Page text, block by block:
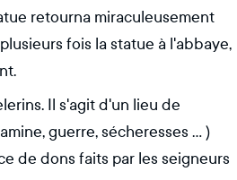
retourna miraculeusement
fois la statue à l'abbaye,
Il s'agit d'un lieu de
guerre, sécheresses ... )
de dons faits par les seigneurs